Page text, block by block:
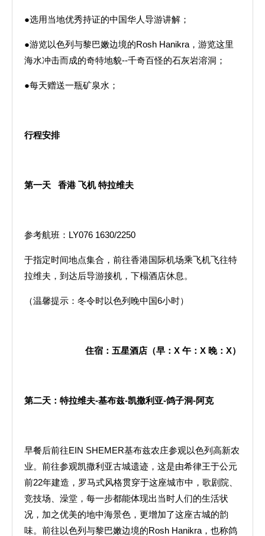
●选用当地优秀持证的中国华人导游讲解；
●游览以色列与黎巴嫩边境的Rosh Hanikra，游览这里
海水冲击而成的奇特地貌--千奇百怪的石灰岩溶洞；
●每天赠送一瓶矿泉水；
行程安排
第一天 香港 飞机 特拉维夫
参考航班：LY076 1630/2250
于指定时间地点集合，前往香港国际机场乘飞机飞往特
拉维夫，到达后导游接机，下榻酒店休息。
（温馨提示：冬令时以色列晚中国6小时）
住宿：五星酒店（早： X 午： X 晚： X）
第二天：特拉维夫-基布兹-凯撒利亚-鸽子洞-阿克
早餐后前往EIN SHEMER基布兹农庄参观以色列高新农
业。前往参观凯撒利亚古城遗迹，这是由希律王于公元
前22年建造，罗马式风格贯穿于这座城市中，歌剧院、
竞技场、澡堂，每一步都能体现出当时人们的生活状
况，加之优美的地中海景色，更增加了这座古城的韵
味。前往以色列与黎巴嫩边境的Rosh Hanikra，也称鸽